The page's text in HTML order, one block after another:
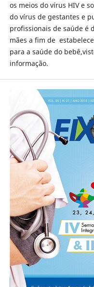
os meios do vírus HIV e
do vírus de gestantes e
profissionais de saúde é
mães a fim de
para a saúde do
informação.